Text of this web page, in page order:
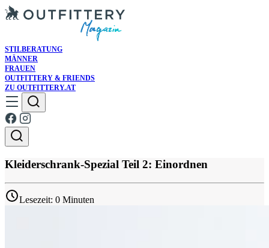
STILBERATUNG
MÄNNER
FRAUEN
OUTFITTERY & FRIENDS
ZU OUTFITTERY.AT
Kleiderschrank-Spezial Teil 2: Einordnen
Lesezeit: 0 Minuten